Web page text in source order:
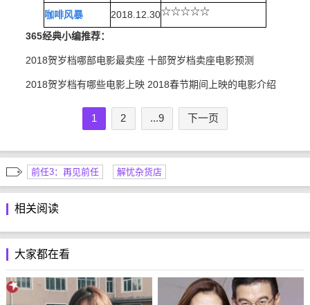
咖啡风暴 2018.12.30☆☆☆☆☆
365经典小编推荐：
2018贺岁档哪部电影最卖座 十部贺岁档卖座电影预测
2018贺岁档有哪些电影上映 2018春节期间上映的电影介绍
1 2 ...9 下一页
前任3：再见前任 解忧杂货店
相关阅读
大家都在看